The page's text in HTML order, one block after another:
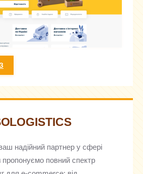
надійний партнер у сфері
повний спектр